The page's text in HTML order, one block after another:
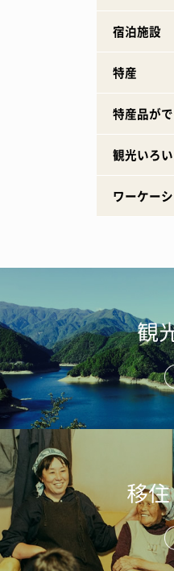
宿泊施設
特産
特産品が
観光いろ
ワーケー
観
移